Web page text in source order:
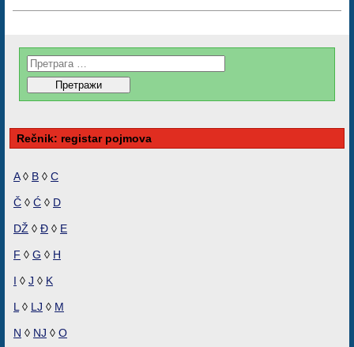
Rečnik: registar pojmova
A◊ B ◊ C
Č ◊ Ć ◊ D
DŽ ◊ Đ ◊ E
F ◊ G ◊ H
I ◊ J ◊ K
L ◊ LJ ◊ M
N ◊ NJ ◊ O